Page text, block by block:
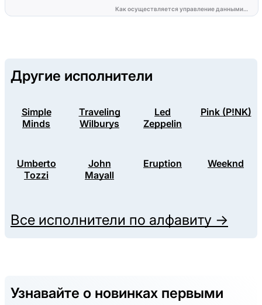
Другие исполнители
Simple
Minds
Traveling
Wilburys
Led
Zeppelin
Pink (P!NK)
Umberto
Tozzi
John
Mayall
Eruption Weeknd
Все исполнители по алфавиту →
Узнавайте о новинках первыми